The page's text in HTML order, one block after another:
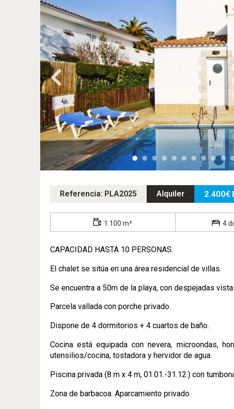
Referencia: PLA2025 Alquiler 2.400€
1.100 m² 4
CAPACIDAD HASTA 10 PERSONAS.
El chalet se sitúa en una área residencial de villas.
Se encuentra a 50m de la playa, con despejadas
Parcela vallada con porche privado.
Dispone de 4 dormitorios + 4 cuartos de baño.
Cocina está equipada con nevera, microondas,
utensilios/cocina, tostadora y hervidor de agua.
Piscina privada (8 m x 4 m, 01.01.-31.12.) con
Zona de barbacoa. Aparcamiento privado.